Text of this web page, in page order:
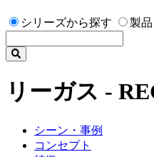
シリーズから探す 製
リーガス -
シーン・事例
コンセプト